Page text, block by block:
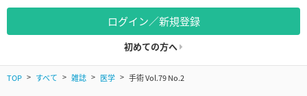
ログイン／新規登録
初めての方へ
TOP すべて 雑誌 医学 手術 Vol.79 No.2